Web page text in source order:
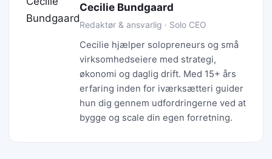
Cecilie Bundgaard
Redaktør & ansvarlig · Solo CEO
Cecilie hjælper solopreneurs og små
virksomhedseiere med strategi,
økonomi og daglig drift. Med 15+ års
erfaring inden for iværksætteri guider
hun dig gennem udfordringerne ved at
bygge og scale din egen forretning.